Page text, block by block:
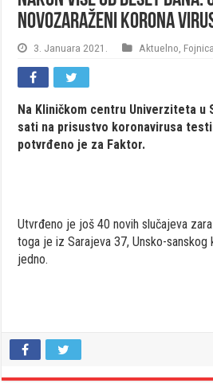
novozaraženi korona
3. Januara 2021. Aktuelno Fojnica
Na Kliničkom centru Univerziteta u
sati na prisustvo koronavirusa
potvrđeno je za Faktor.
Utvrđeno je još 40 novih slučajeva
toga je iz Sarajeva 37, Unsko-
jedno.